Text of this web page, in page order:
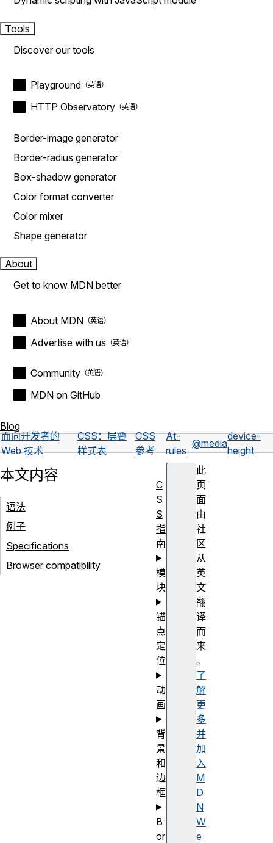
Tools
Discover our tools
Playground
HTTP Observatory
Border-image generator
Border-radius generator
Box-shadow generator
Color format converter
Color mixer
Shape generator
About
Get to know MDN better
About MDN
Advertise with us
Community
MDN on GitHub
Blog
面向开发者的
Web 技术
CSS：层叠
样式表
CSS
参考
At-
rules
@media
device-
height
此
页
面
由
社
区
从
英
文
翻
译
而
来
。
了
解
更
多
并
加
入
M
D
N
W
e
本文内容
语法
例子
Specifications
Browser compatibility
C
S
S
指
南
模
块
锚
点
定
位
动
画
背
景
和
边
框
B
or